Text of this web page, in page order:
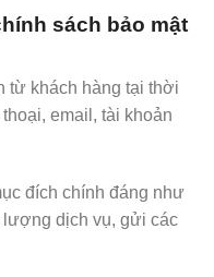
sách bảo mật
từ khách hàng tại thời
email, tài khoản
đích chính đáng như
lượng dịch vụ, gửi các